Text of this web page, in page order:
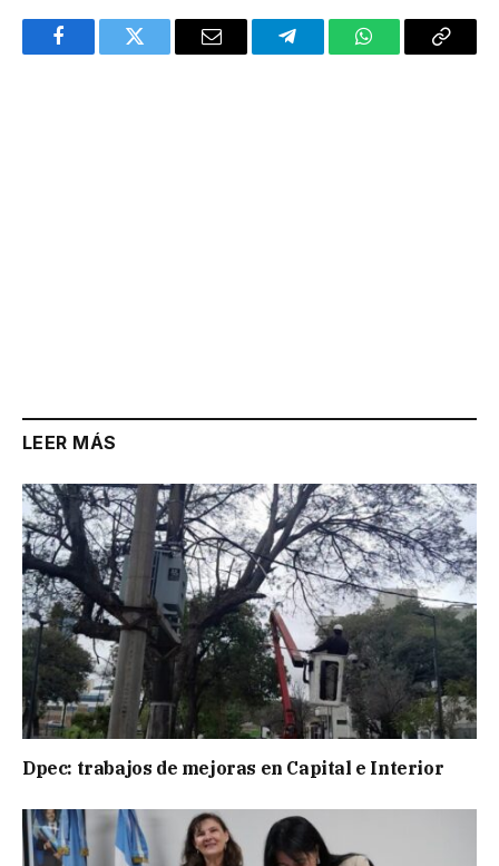
FacebookTwitter Email TelegramWhatsAppCopy
LEER MÁS
Dpec: trabajos de mejoras en Capital e Interior